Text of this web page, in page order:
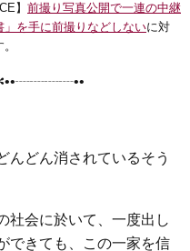
】 前撮り写真公開で一連の中継
を手に前撮りなどしないに対
んどん消されているそう
社会に於いて、一度出し
できても、この一家を信